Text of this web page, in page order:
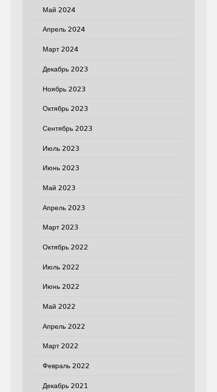
Май 2024
Апрель 2024
Март 2024
Декабрь 2023
Ноябрь 2023
Октябрь 2023
Сентябрь 2023
Июль 2023
Июнь 2023
Май 2023
Апрель 2023
Март 2023
Октябрь 2022
Июль 2022
Июнь 2022
Май 2022
Апрель 2022
Март 2022
Февраль 2022
Декабрь 2021